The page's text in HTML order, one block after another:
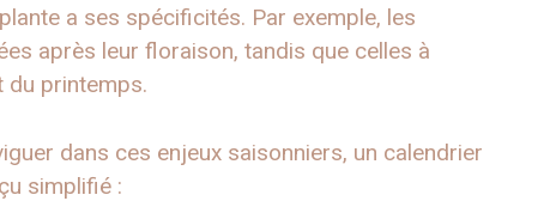
a ses spécificités. Par exemple, les
après leur floraison, tandis que celles à
du printemps.
dans ces enjeux saisonniers, un calendrier
simplifié :